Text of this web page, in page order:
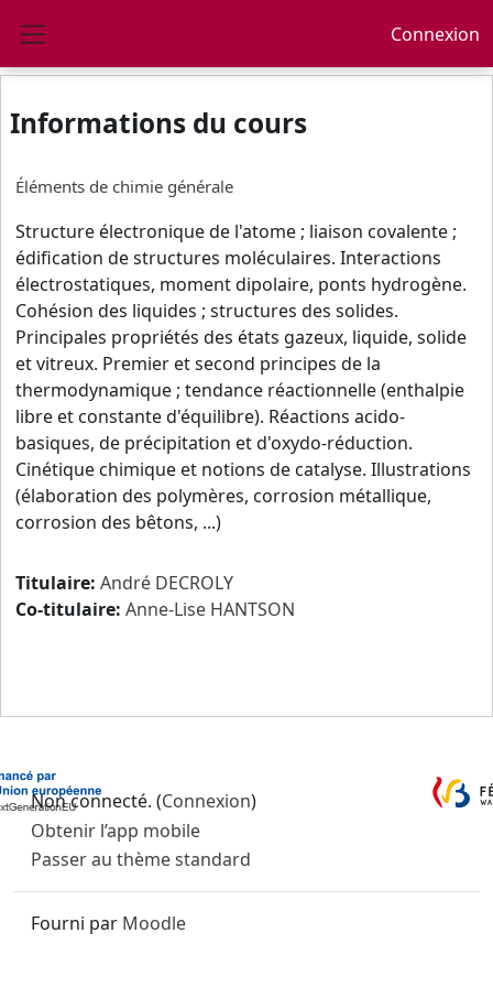
Connexion
Informations du cours
Éléments de chimie générale
Structure électronique de l'atome ; liaison covalente ;
édification de structures moléculaires. Interactions
électrostatiques, moment dipolaire, ponts hydrogène.
Cohésion des liquides ; structures des solides.
Principales propriétés des états gazeux, liquide, solide
et vitreux. Premier et second principes de la
thermodynamique ; tendance réactionnelle (enthalpie
libre et constante d'équilibre). Réactions acido-
basiques, de précipitation et d'oxydo-réduction.
Cinétique chimique et notions de catalyse. Illustrations
(élaboration des polymères, corrosion métallique,
corrosion des bêtons, ...)
Titulaire: André DECROLY
Co-titulaire: Anne-Lise HANTSON
Non connecté. (Connexion)
Obtenir l’app mobile
Passer au thème standard
Fourni par Moodle